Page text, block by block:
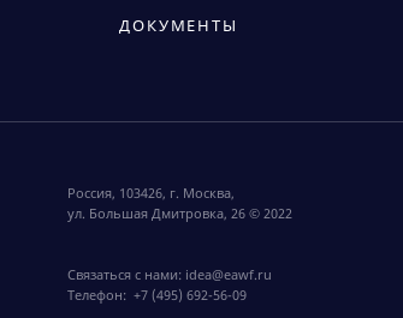
ДОКУМЕНТЫ
Россия, 103426, г. Москва,
ул. Большая Дмитровка, 26 © 2022
Связаться с нами: idea@eawf.ru
Телефон:+7 (495) 692-56-09